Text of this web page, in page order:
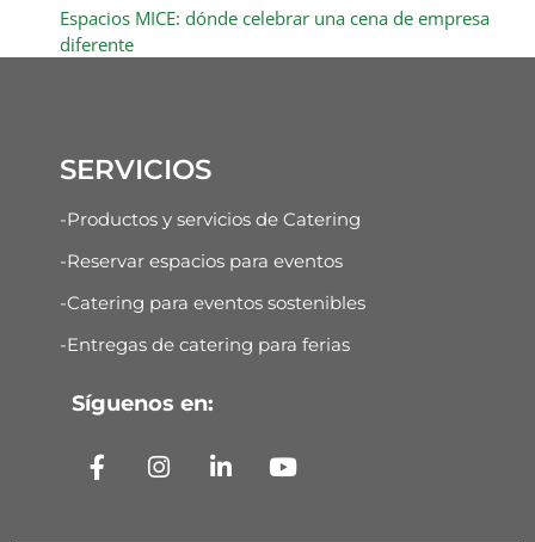
Espacios MICE: dónde celebrar una cena de empresa
diferente
SERVICIOS
-Productos y servicios de Catering
-Reservar espacios para eventos
-Catering para eventos sostenibles
-Entregas de catering para ferias
Síguenos en: